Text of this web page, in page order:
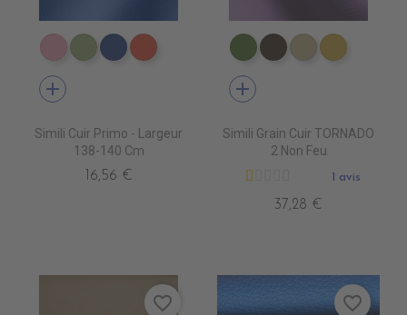
EN6006 ROSEepuisement
EN6016 PRAIRIEépuisem
EN6017 BLEU AZUR
EN6018 MANDARINE
add
Simili Cuir Primo - Largeur
138-140 Cm
16,56 €
EN3340 ALGREEN
EN3310 GOVA
EN3390 CLAY
EN3430
add
Simili Grain Cuir TORNADO
2 Non Feu
1 avis
37,28 €
favorite_border favorite_border